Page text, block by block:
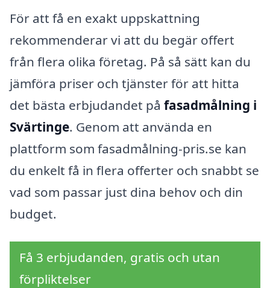
För att få en exakt uppskattning
rekommenderar vi att du begär offert
från flera olika företag. På så sätt kan du
jämföra priser och tjänster för att hitta
det bästa erbjudandet på fasadmålning i
Svärtinge. Genom att använda en
plattform som fasadmålning-pris.se kan
du enkelt få in flera offerter och snabbt se
vad som passar just dina behov och din
budget.
Få 3 erbjudanden, gratis och utan
förpliktelser